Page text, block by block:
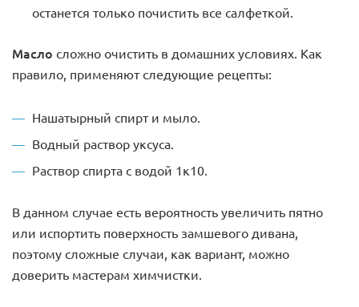
останется только почистить все салфеткой.
Масло сложно очистить в домашних условиях. Как
правило, применяют следующие рецепты:
Нашатырный спирт и мыло.
Водный раствор уксуса.
Раствор спирта с водой 1к10.
В данном случае есть вероятность увеличить пятно
или испортить поверхность замшевого дивана,
поэтому сложные случаи, как вариант, можно
доверить мастерам химчистки.